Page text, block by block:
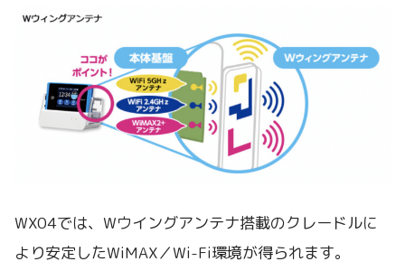
WX04では、Wウイングアンテナ搭載のクレードルに
より安定したWiMAX／Wi-Fi環境が得られます。